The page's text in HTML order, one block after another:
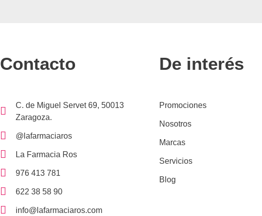
Contacto
C. de Miguel Servet 69, 50013
Zaragoza.
@lafarmaciaros
La Farmacia Ros
976 413 781
622 38 58 90
info@lafarmaciaros.com
De interés
Promociones
Nosotros
Marcas
Servicios
Blog